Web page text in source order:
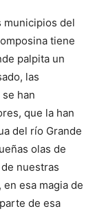
municipios del
tiene
palpita un
las
han
que la han
del río Grande
olas de
nuestras
esa magia de
de esa